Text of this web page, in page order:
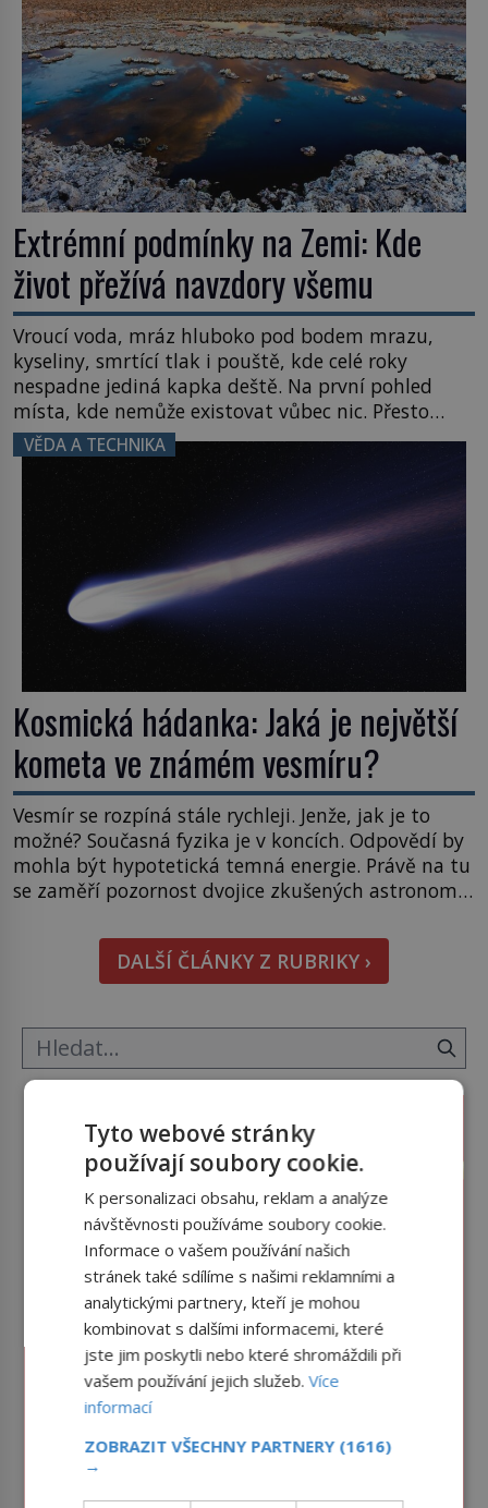
Extrémní podmínky na Zemi: Kde
život přežívá navzdory všemu
Vroucí voda, mráz hluboko pod bodem mrazu,
kyseliny, smrtící tlak i pouště, kde celé roky
nespadne jediná kapka deště. Na první pohled
místa, kde nemůže existovat vůbec nic. Přesto
právě tady vědci objevují organismy, které
posouvají hranice života. Každý nový nález mění
napovídá, kde bychom jednou […]
VĚDA A TECHNIKA
Kosmická hádanka: Jaká je největší
kometa ve známém vesmíru?
Vesmír se rozpíná stále rychleji. Jenže, jak je to
možné? Současná fyzika je v koncích. Odpovědí by
mohla být hypotetická temná energie. Právě na tu
se zaměří pozornost dvojice zkušených astronomů.
hmatatelnějšího. Naprosto rekordní kometu!
Astronomové Pedro Bernardinelli a Gary Bernstein
mravenčí prací zkoumají archivní snímky v rámci
DALŠÍ ČLÁNKY Z RUBRIKY ›
Tyto webové stránky
používají soubory cookie.
K personalizaci obsahu, reklam a analýze
návštěvnosti používáme soubory cookie.
Informace o vašem používání našich
stránek také sdílíme s našimi reklamními a
analytickými partnery, kteří je mohou
kombinovat s dalšími informacemi, které
jste jim poskytli nebo které shromáždili při
vašem používání jejich služeb.Více
informací
ZOBRAZIT VŠECHNY PARTNERY (1616)
→